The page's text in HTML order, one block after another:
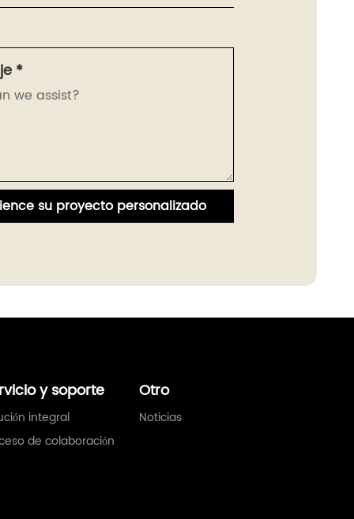
*
su proyecto personalizado
y soporte
integral
de colaboración
Otro
Noticias